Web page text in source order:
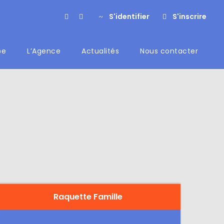
S'identifier S'inscrire
L’Agence Actualités Nous contacter
Raquette Famille